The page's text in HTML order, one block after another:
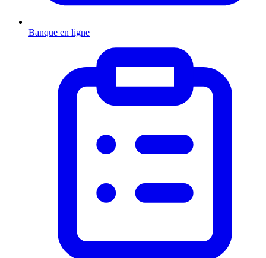
Banque en ligne